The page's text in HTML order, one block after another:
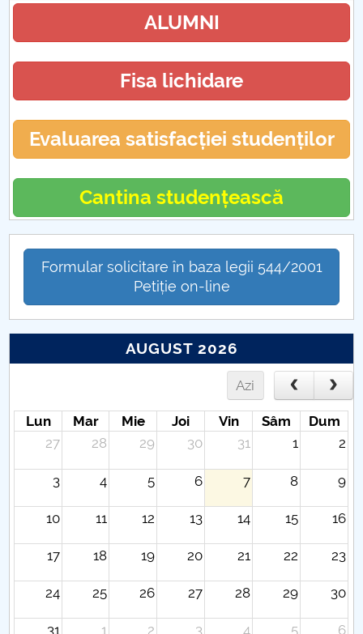
ALUMNI
Fisa lichidare
Evaluarea satisfacției studenților
Cantina studențească
Formular solicitare în baza legii 544/2001
Petiție on-line
AUGUST 2026
Azi
Lun Mar Mie Joi Vin Sâm
Dum
27
28 29 30 31 1 2
3 4 5 6 7 8 9
10 11 12 13 14 15 16
17 18 19 20 21 22 23
24 25 26 27 28 29 30
31 1 2 3 4 5 6